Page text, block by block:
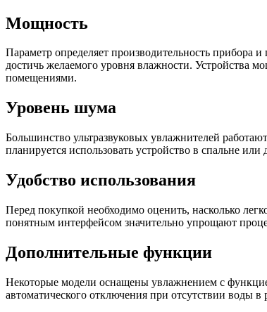
Мощность
Параметр определяет производительность прибора
достичь желаемого уровня влажности. Устройства
помещениями.
Уровень шума
Большинство ультразвуковых увлажнителей
планируется использовать устройство в спальне
Удобство использования
Перед покупкой необходимо оценить, насколько
понятным интерфейсом значительно упрощают
Дополнительные функции
Некоторые модели оснащены увлажнением с
автоматического отключения при отсутствии воды